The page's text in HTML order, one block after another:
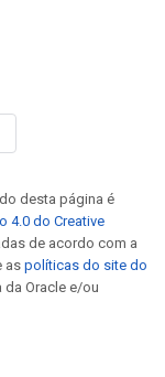
desta página é
4.0 do Creative
de acordo com a
aspolíticas do site do
da Oracle e/ou